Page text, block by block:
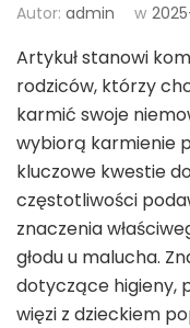
Autor: admin w
Artykuł stanowi
rodziców, którzy
karmić swoje
wybiorą karmienie
kluczowe kwestie
częstotliwości
znaczenia
głodu u malucha.
dotyczące higieny,
więzi z dzieckiem